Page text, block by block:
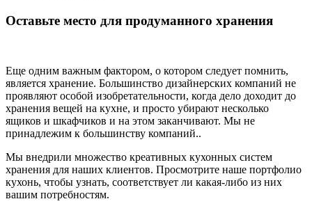
Оставьте место для продуманного хранения
Еще одним важным фактором, о котором следует помнить,
является хранение. Большинство дизайнерских компаний не
проявляют особой изобретательности, когда дело доходит до
хранения вещей на кухне, и просто убирают несколько
ящиков и шкафчиков и на этом заканчивают. Мы не
принадлежим к большинству компаний..
Мы внедрили множество креативных кухонных систем
хранения для наших клиентов. Просмотрите наше портфолио
кухонь, чтобы узнать, соответствует ли какая-либо из них
вашим потребностям.